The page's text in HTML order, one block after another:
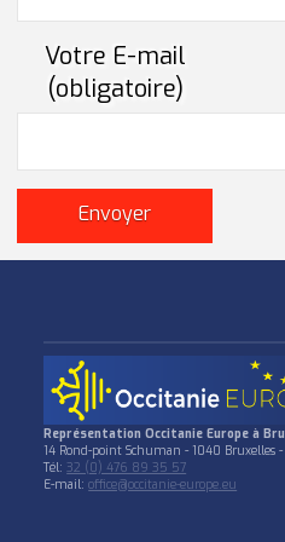
Votre E-mail
(obligatoire)
Représentation Occitanie Europe à
14 Rond-point Schuman - 1040 Bruxelles
Tél:32 (0) 476 89 35 57
E-mail:office@occitanie-europe.eu